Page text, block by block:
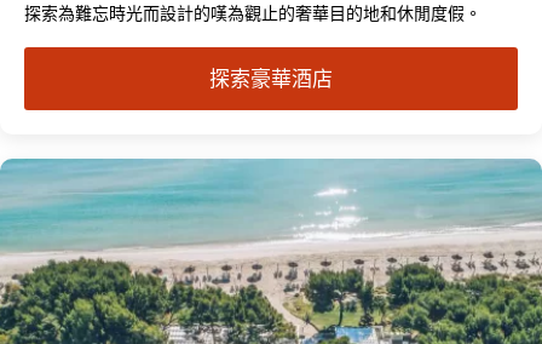
探索為難忘時光而設計的嘆為觀止的奢華目的地和休閒度假。
探索豪華酒店